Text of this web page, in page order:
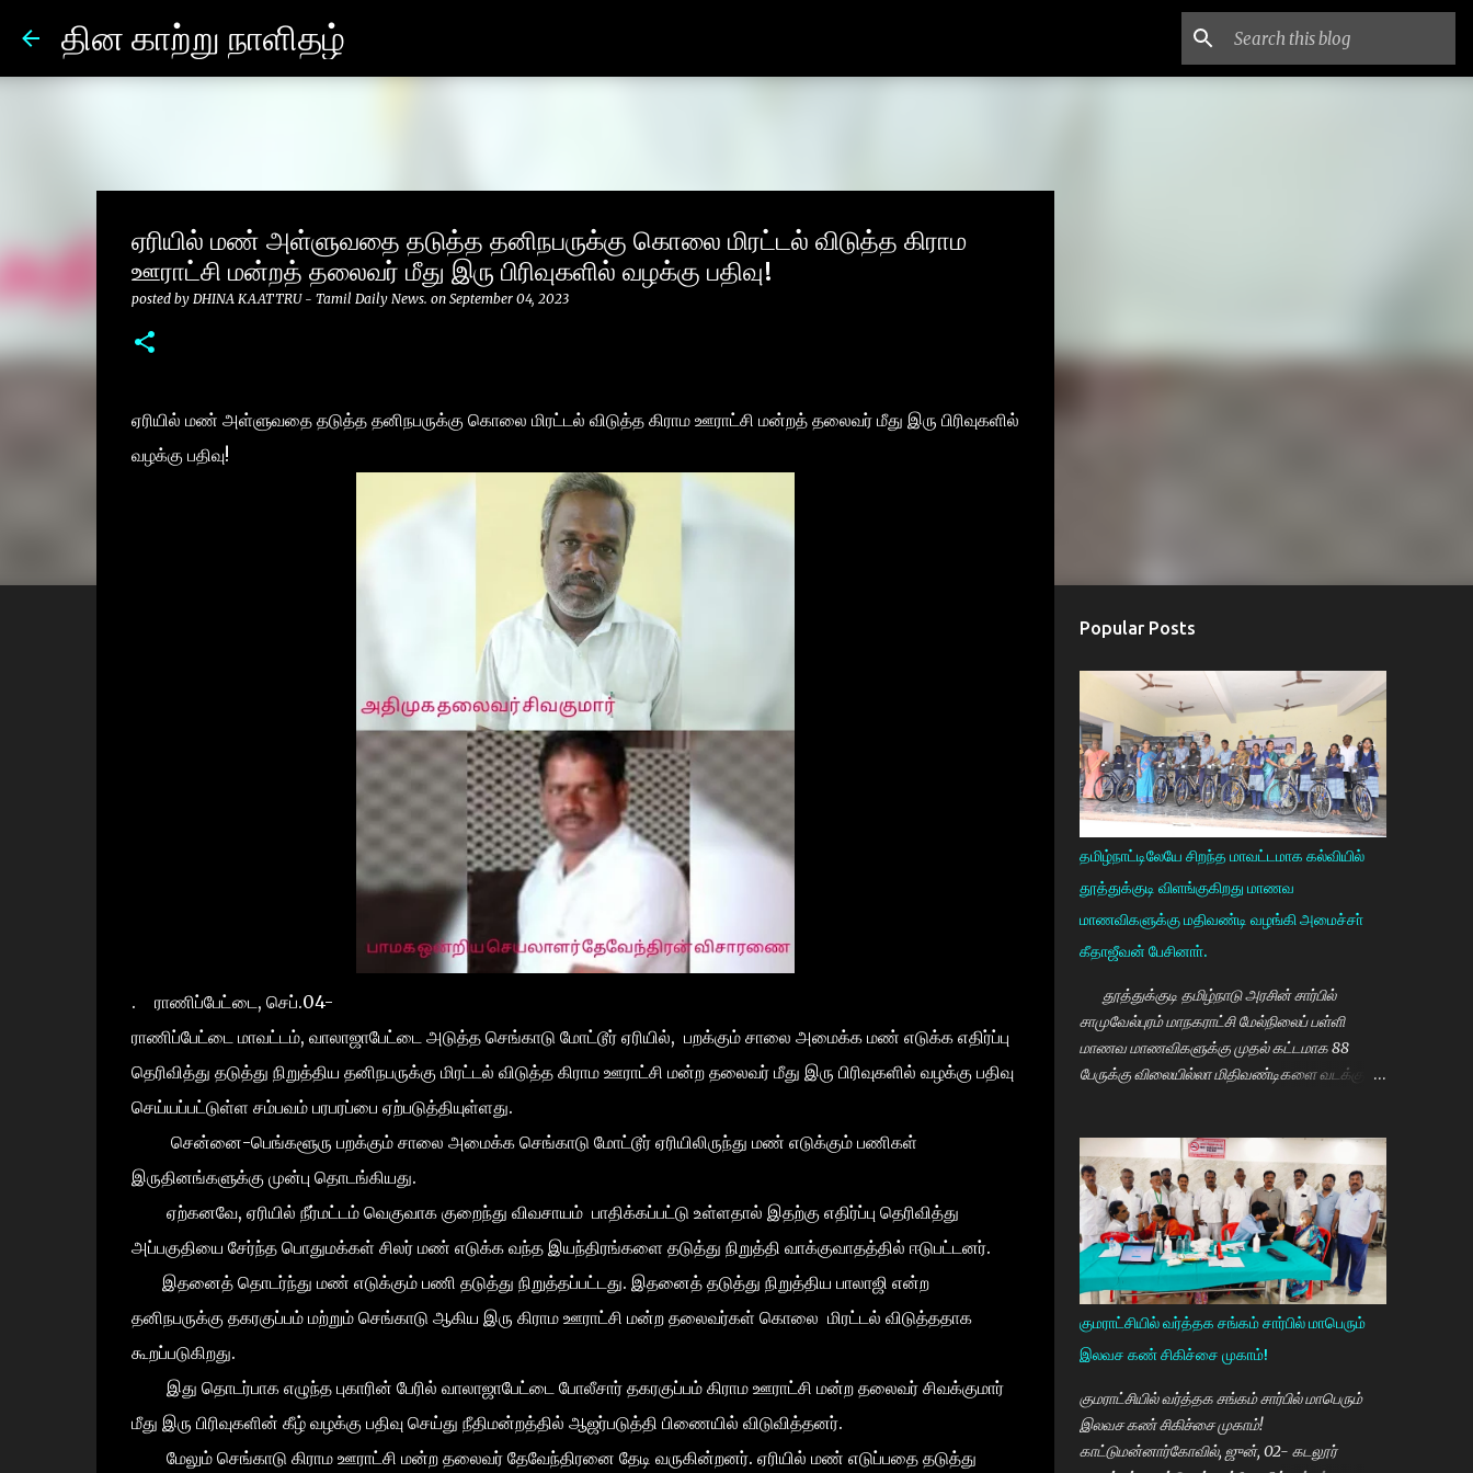
தின காற்று நாளிதழ்
ஏரியில் மண் அள்ளுவதை தடுத்த தனிநபருக்கு கொலை மிரட்டல் விடுத்த கிராம
ஊராட்சி மன்றத் தலைவர் மீது இரு பிரிவுகளில் வழக்கு பதிவு!
posted by DHINA KAATTRU - Tamil Daily News. on September 04, 2023
ஏரியில் மண் அள்ளுவதை தடுத்த தனிநபருக்கு கொலை மிரட்டல் விடுத்த கிராம ஊராட்சி மன்றத் தலைவர் மீது இரு பிரிவுகளில்
வழக்கு பதிவு!
. ராணிப்பேட்டை, செப்.04-
ராணிப்பேட்டை மாவட்டம், வாலாஜாபேட்டை அடுத்த செங்காடு மோட்டூர் ஏரியில், பறக்கும் சாலை அமைக்க மண் எடுக்க எதிர்ப்பு
தெரிவித்து தடுத்து நிறுத்திய தனிநபருக்கு மிரட்டல் விடுத்த கிராம ஊராட்சி மன்ற தலைவர் மீது இரு பிரிவுகளில் வழக்கு பதிவு
செய்யப்பட்டுள்ள சம்பவம் பரபரப்பை ஏற்படுத்தியுள்ளது.
சென்னை-பெங்களூரு பறக்கும் சாலை அமைக்க செங்காடு மோட்டூர் ஏரியிலிருந்து மண் எடுக்கும் பணிகள்
இருதினங்களுக்கு முன்பு தொடங்கியது.
ஏற்கனவே, ஏரியில் நீர்மட்டம் வெகுவாக குறைந்து விவசாயம் பாதிக்கப்பட்டு உள்ளதால் இதற்கு எதிர்ப்பு தெரிவித்து
அப்பகுதியை சேர்ந்த பொதுமக்கள் சிலர் மண் எடுக்க வந்த இயந்திரங்களை தடுத்து நிறுத்தி வாக்குவாதத்தில் ஈடுபட்டனர்.
இதனைத் தொடர்ந்து மண் எடுக்கும் பணி தடுத்து நிறுத்தப்பட்டது. இதனைத் தடுத்து நிறுத்திய பாலாஜி என்ற
தனிநபருக்கு தகரகுப்பம் மற்றும் செங்காடு ஆகிய இரு கிராம ஊராட்சி மன்ற தலைவர்கள் கொலை மிரட்டல் விடுத்ததாக
கூறப்படுகிறது.
இது தொடர்பாக எழுந்த புகாரின் பேரில் வாலாஜாபேட்டை போலீசார் தகரகுப்பம் கிராம ஊராட்சி மன்ற தலைவர் சிவக்குமார்
மீது இரு பிரிவுகளின் கீழ் வழக்கு பதிவு செய்து நீதிமன்றத்தில் ஆஜர்படுத்தி பிணையில் விடுவித்தனர்.
மேலும் செங்காடு கிராம ஊராட்சி மன்ற தலைவர் தேவேந்திரனை தேடி வருகின்றனர். ஏரியில் மண் எடுப்பதை தடுத்து
Popular Posts
தமிழ்நாட்டிலேயே சிறந்த மாவட்டமாக கல்வியில்
தூத்துக்குடி விளங்குகிறது மாணவ
மாணவிகளுக்கு மதிவண்டி வழங்கி அமைச்சா்
கீதாஜீவன் பேசினாா்.
தூத்துக்குடி தமிழ்நாடு அரசின் சார்பில்
சாமுவேல்புரம் மாநகராட்சி மேல்நிலைப் பள்ளி
மாணவ மாணவிகளுக்கு முதல் கட்டமாக 88
பேருக்கு விலையில்லா மிதிவண்டிகளை வடக்கு
வழங்கி பேசுகையில் தமிழ்நாடு அரசின்
விலையில்லா மிதிவண்டி வழங்கும் நிகழ்ச்சியில்
மாணவர்களாகிய உங்களை சந்திப்பதில் மகிழ்ச்சி.
தமிழ்நாடு கல்வியில் சிறந்து விளங்க வேண்டும்
என்பதற்காக முதலமைச்சர் மு.க.ஸ்டாலின் அதிக
முயற்சி எடுத்து கல்வியும். மருத்துவமும் எனது
இரு கண்கள் என முதலமைச்சர் கூறி வருகிறார்.
எத்தனையோ மாணவியர்களுக்கு கிடைக்காத
வாய்ப்பு உங்களுக்கு கிடைத்திருக்கிறது. முன்பு 8 ம்
வகுப்பு அல்லது 10 ம் வகுப்பிலேயே
மாணவியர்களின் பள்ளிப்படிப்பை நிறுத்தும்
நிலையை மாற்றி, பெண் குழந்தைகள் கல்லூரி
வரை படிக்க வேண்டும். அவர்களுக்கு உயர்கல்வி
குமராட்சியில் வர்த்தக சங்கம் சார்பில் மாபெரும்
இலவச கண் சிகிச்சை முகாம்!
குமராட்சியில் வர்த்தக சங்கம் சார்பில் மாபெரும்
இலவச கண் சிகிச்சை முகாம்!
காட்டுமன்னார்கோவில், ஜுன், 02- கடலூர்